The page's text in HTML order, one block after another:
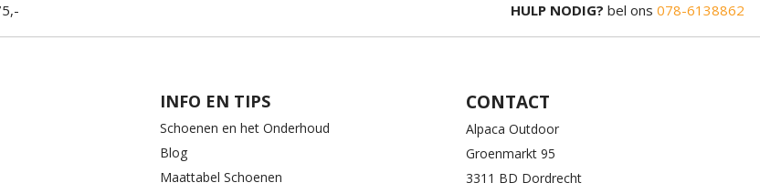
HULP NODIG? bel ons 078-6138862
INFO EN TIPS
Schoenen en het Onderhoud
Blog
Maattabel Schoenen
CONTACT
Alpaca Outdoor
Groenmarkt 95
3311 BD Dordrecht